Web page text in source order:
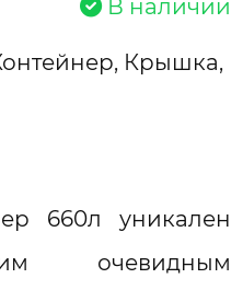
В наличии
Крышка,
660л уникален
очевидным